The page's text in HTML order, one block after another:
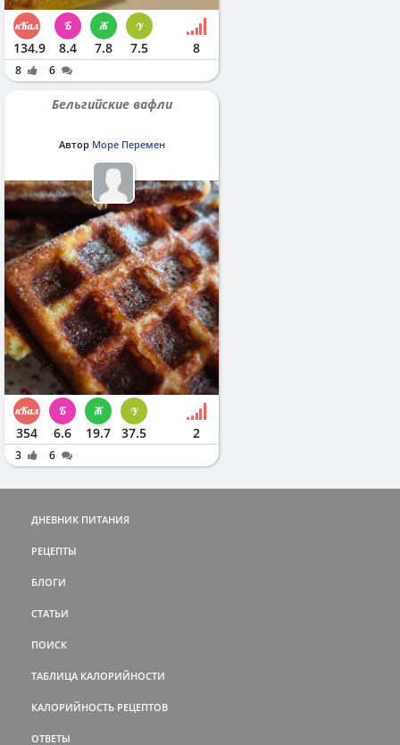
134.9 8.4 7.8 7.5 8
8 6
Бельгийские вафли
Автор Море Перемен
354 6.6 19.7 37.5 2
3 6
ДНЕВНИК ПИТАНИЯ
РЕЦЕПТЫ
БЛОГИ
СТАТЬИ
ПОИСК
ТАБЛИЦА КАЛОРИЙНОСТИ
КАЛОРИЙНОСТЬ РЕЦЕПТОВ
ОТВЕТЫ